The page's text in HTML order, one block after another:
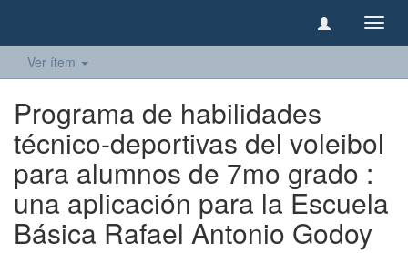
Ver ítem
Programa de habilidades
técnico-deportivas del voleibol
para alumnos de 7mo grado :
una aplicación para la Escuela
Básica Rafael Antonio Godoy